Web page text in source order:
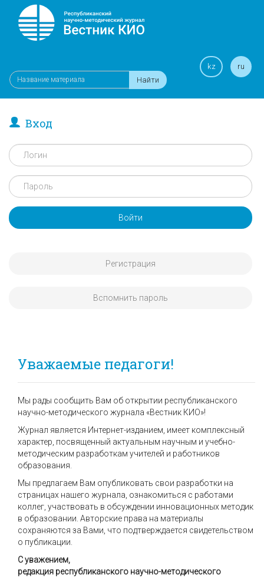
Найти
kz ru
Вход
Войти
Регистрация
Вспомнить пароль
Уважаемые педагоги!
Мы рады сообщить Вам об открытии республиканского
научно-методического журнала «Вестник КИО»!
Журнал является Интернет-изданием, имеет комплексный
характер, посвященный актуальным научным и учебно-
методическим разработкам учителей и работников
образования.
Мы предлагаем Вам опубликовать свои разработки на
страницах нашего журнала, ознакомиться с работами
коллег, участвовать в обсуждении инновационных методик
в образовании. Авторские права на материалы
сохраняются за Вами, что подтверждается свидетельством
о публикации.
С уважением,
редакция республиканского научно-методического